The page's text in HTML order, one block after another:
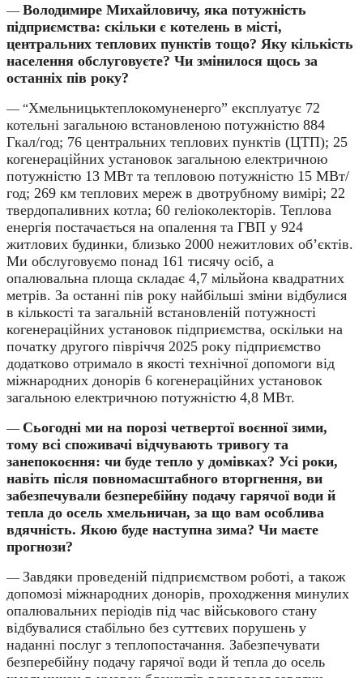
— Володимире Михайловичу, яка потужність
підприємства: скільки є котелень в місті,
центральних теплових пунктів тощо? Яку кількість
населення обслуговуєте? Чи змінилося щось за
останніх пів року?
— “Хмельницьктеплокомуненерго” експлуатує 72
котельні загальною встановленою потужністю 884
Гкал/год; 76 центральних теплових пунктів (ЦТП); 25
когенераційних установок загальною електричною
потужністю 13 МВт та тепловою потужністю 15 МВт/
год; 269 км теплових мереж в двотрубному вимірі; 22
твердопаливних котла; 60 геліоколекторів. Теплова
енергія постачається на опалення та ГВП у 924
житлових будинки, близько 2000 нежитлових об’єктів.
Ми обслуговуємо понад 161 тисячу осіб, а
опалювальна площа складає 4,7 мільйона квадратних
метрів. За останні пів року найбільші зміни відбулися
в кількості та загальній встановленій потужності
когенераційних установок підприємства, оскільки на
початку другого півріччя 2025 року підприємство
додатково отримало в якості технічної допомоги від
міжнародних донорів 6 когенераційних установок
загальною електричною потужністю 4,8 МВт.
— Сьогодні ми на порозі четвертої воєнної зими,
тому всі споживачі відчувають тривогу та
занепокоєння: чи буде тепло у домівках? Усі роки,
навіть після повномасштабного вторгнення, ви
забезпечували безперебійну подачу гарячої води й
тепла до осель хмельничан, за що вам особлива
вдячність. Якою буде наступна зима? Чи маєте
прогнози?
— Завдяки проведеній підприємством роботі, а також
допомозі міжнародних донорів, проходження минулих
опалювальних періодів під час військового стану
відбувалися стабільно без суттєвих порушень у
наданні послуг з теплопостачання. Забезпечувати
безперебійну подачу гарячої води й тепла до осель